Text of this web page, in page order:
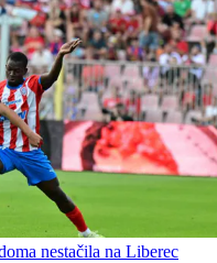
nestačila na Liberec